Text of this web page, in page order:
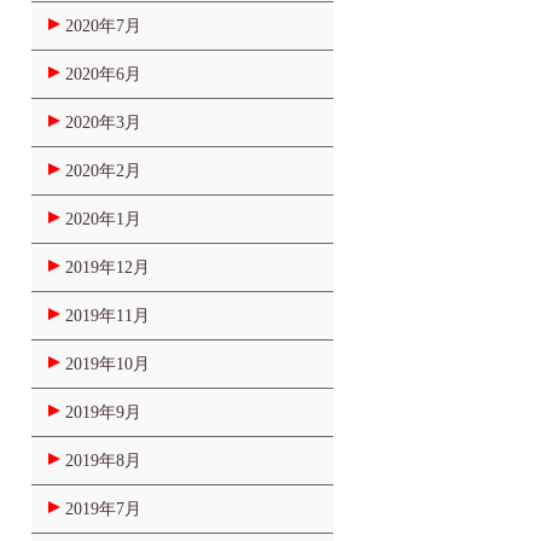
2020年7月
2020年6月
2020年3月
2020年2月
2020年1月
2019年12月
2019年11月
2019年10月
2019年9月
2019年8月
2019年7月